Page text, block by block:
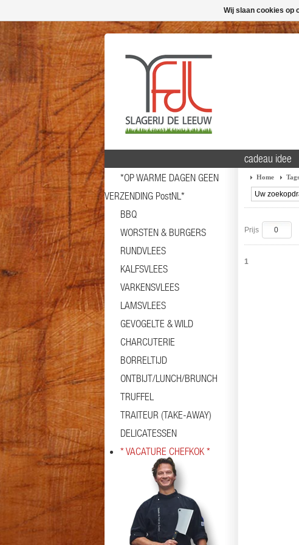
*OP WARME DAGEN GEEN
VERZENDING PostNL*
BBQ
WORSTEN & BURGERS
RUNDVLEES
KALFSVLEES
VARKENSVLEES
LAMSVLEES
GEVOGELTE & WILD
CHARCUTERIE
BORRELTIJD
ONTBIJT/LUNCH/BRUNCH
TRUFFEL
TRAITEUR (TAKE-AWAY)
DELICATESSEN
* VACATURE CHEFKOK *
cadeau idee
Home Tags
Prijs
1
Wij slaan cookies op